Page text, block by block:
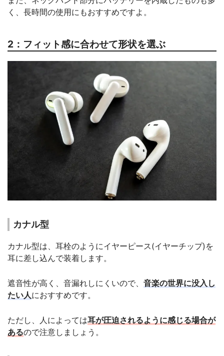
く、長時間の使用にもおすすめですよ。
2：フィット感に合わせて形状を選ぶ
カナル型
カナル型は、耳栓のようにイヤーピース(イヤーチップ)を
耳に差し込んで装着します。
遮音性が高く、音漏れしにくいので、 音楽の世界に没入し
たい人におすすめです。
ただし、人によっては耳が圧迫されるように感じる場合が
あるので注意しましょう。